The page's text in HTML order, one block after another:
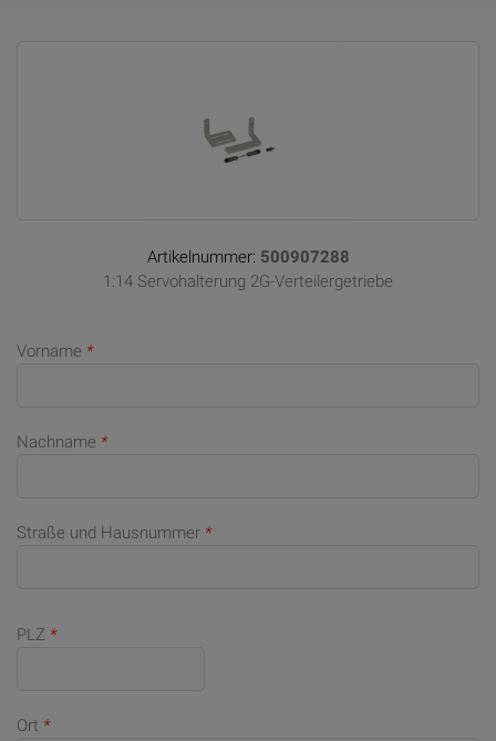
Artikelnummer: 500907288
1:14 Servohalterung 2G-Verteilergetriebe
Vorname *
Nachname *
Straße und Hausnummer *
PLZ *
Ort *